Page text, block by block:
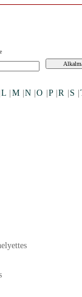
|L M |N |O P |R S |